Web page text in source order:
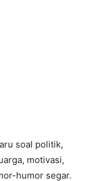
soal politik,
motivasi,
humor segar.